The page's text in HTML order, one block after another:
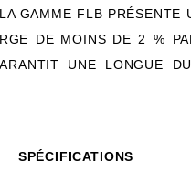
LA GAMME FLB PRÉSENTE
DE MOINS DE 2 % P
UNE LONGUE
SPÉCIFICATIONS